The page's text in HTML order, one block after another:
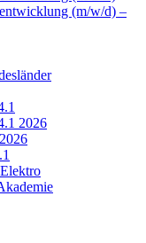
(m/w/d) –
2026